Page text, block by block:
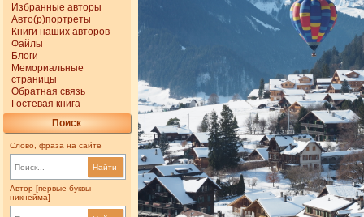
Избранные авторы
Авто(р)портреты
Книги наших авторов
Файлы
Блоги
Мемориальные
страницы
Обратная связь
Гостевая книга
Поиск
Слово, фраза на сайте
Найти
Автор [первые буквы
никнейма]